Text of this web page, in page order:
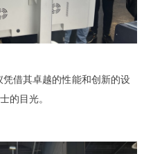
凭借其卓越的性能和创新的设
的目光。